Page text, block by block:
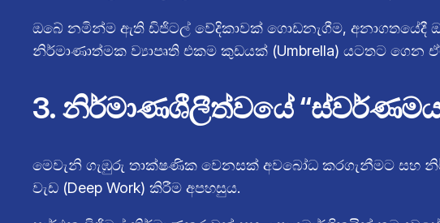
ඔබේ නමින්ම ඇති ඩිජිටල් වේදිකාවක් ගොඩනැගීම,
නිර්මාණාත්මක ව්‍යාපෘති එකම කුඩයක් (Umbrella) යටතට
3. නිර්මාණශීලීත්වයේ “ස්වර්ණමය
මෙවැනි ගැඹුරු තාක්ෂණික වෙනසක් අවබෝධ කරගැනීමට සහ
වැඩ (Deep Work) කිරීම අපහසුය.